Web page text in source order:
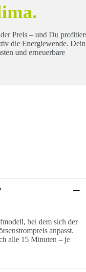
Preis – und Du
die Energiewende. Dein
und erneuerbare
bei dem sich der
anpasst.
alle 15 Minuten – je